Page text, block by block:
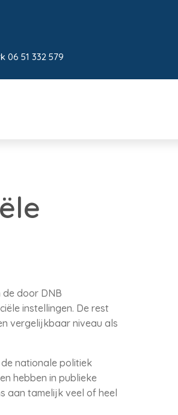
06 51 332 579
door DNB
instellingen. De rest
vergelijkbaar niveau als
nationale politiek
hebben in publieke
aan tamelijk veel of heel